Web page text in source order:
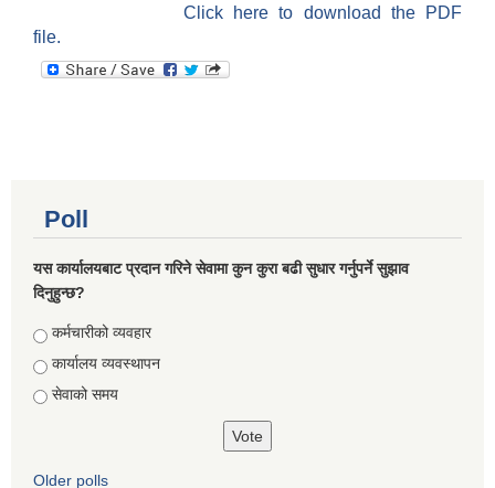
Click here to download the PDF
file.
Poll
यस कार्यालयबाट प्रदान गरिने सेवामा कुन कुरा बढी सुधार गर्नुपर्ने सुझाव
दिनुहुन्छ?
Choices
कर्मचारीको व्यवहार
कार्यालय व्यवस्थापन
सेवाको समय
Older polls